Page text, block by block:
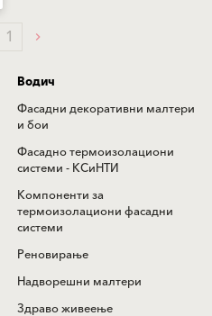
1
Водич
Фасадни декоративни малтери
и бои
Фасадно термоизолациони
системи - КСиНТИ
Компоненти за
термоизолациони фасадни
системи
Реновирање
Надворешни малтери
Здраво живеење